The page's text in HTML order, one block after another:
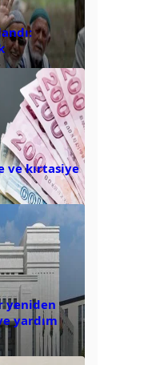
ve kırtasiye
yeniden
yardım